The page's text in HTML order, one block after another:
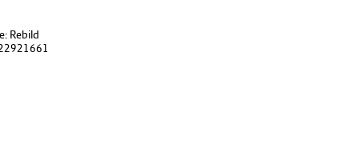
Rebild